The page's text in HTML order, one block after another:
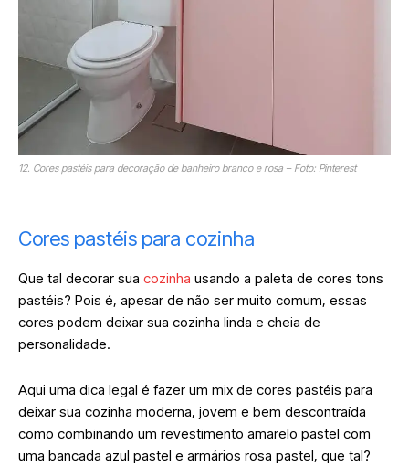
12. Cores pastéis para decoração de banheiro branco e rosa – Foto: Pinterest
Cores pastéis para cozinha
Que tal decorar sua cozinha usando a paleta de cores tons
pastéis? Pois é, apesar de não ser muito comum, essas
cores podem deixar sua cozinha linda e cheia de
personalidade.
Aqui uma dica legal é fazer um mix de cores pastéis para
deixar sua cozinha moderna, jovem e bem descontraída
como combinando um revestimento amarelo pastel com
uma bancada azul pastel e armários rosa pastel, que tal?